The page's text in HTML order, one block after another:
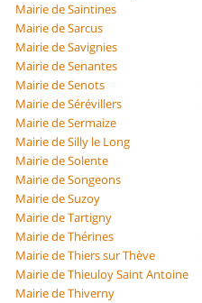
Mairie de Saintines
Mairie de Sarcus
Mairie de Savignies
Mairie de Senantes
Mairie de Senots
Mairie de Sérévillers
Mairie de Sermaize
Mairie de Silly le Long
Mairie de Solente
Mairie de Songeons
Mairie de Suzoy
Mairie de Tartigny
Mairie de Thérines
Mairie de Thiers sur Thève
Mairie de Thieuloy Saint Antoine
Mairie de Thiverny